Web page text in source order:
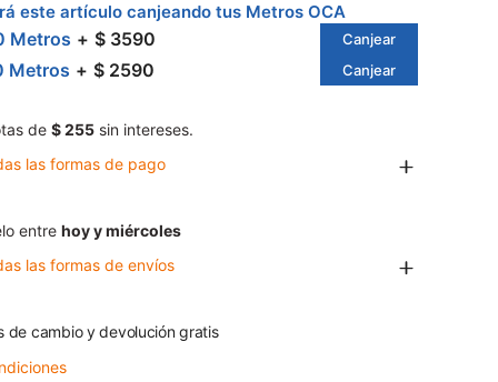
este artículo canjeando tus Metros OCA
Metros $ 3590 Canjear
Metros $ 2590 Canjear
de $ 255 sin intereses.
las formas de pago
entre hoy y miércoles
las formas de envíos
de cambio y devolución gratis